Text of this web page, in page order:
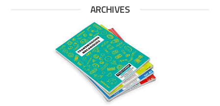
ARCHIVES